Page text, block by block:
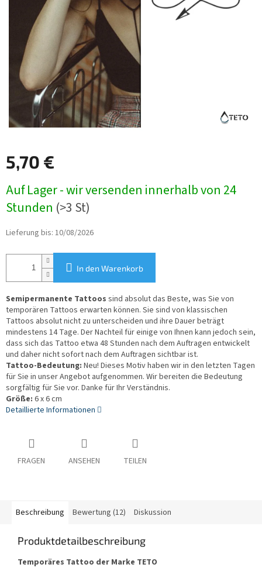
5,70 €
Auf Lager - wir versenden innerhalb von 24
Stunden (>3 St)
Lieferung bis: 10/08/2026
In den Warenkorb
Semipermanente Tattoos sind absolut das Beste, was Sie von
temporären Tattoos erwarten können. Sie sind von klassischen
Tattoos absolut nicht zu unterscheiden und ihre Dauer beträgt
mindestens 14 Tage. Der Nachteil für einige von Ihnen kann jedoch sein,
dass sich das Tattoo etwa 48 Stunden nach dem Auftragen entwickelt
und daher nicht sofort nach dem Auftragen sichtbar ist.
Tattoo-Bedeutung: Neu! Dieses Motiv haben wir in den letzten Tagen
für Sie in unser Angebot aufgenommen. Wir bereiten die Bedeutung
sorgfältig für Sie vor. Danke für Ihr Verständnis.
Größe: 6 x 6 cm
Detaillierte Informationen
FRAGEN ANSEHEN TEILEN
Beschreibung Bewertung (12) Diskussion
Produktdetailbeschreibung
Temporäres Tattoo der Marke TETO